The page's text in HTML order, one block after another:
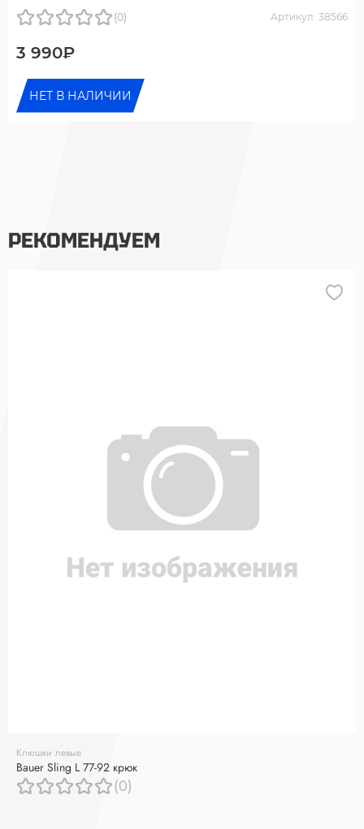
(0) Артикул: 38566
3 990₽
НЕТ В НАЛИЧИИ
РЕКОМЕНДУЕМ
Клюшки левые
Bauer Sling L 77-92 крюк
(0)